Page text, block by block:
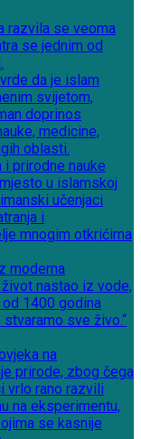
razvila se veoma
se jednim od
da je islam
svijetom,
doprinos
medicine,
oblasti.
i prirodne nauke
u islamskoj
učenjaci
i
mnogim otkrićima
moderna
nastao iz vode,
od 1400 godina
sve živo.“
na
prirode, zbog čega
vrlo rano razvili
na eksperimentu,
se kasnije